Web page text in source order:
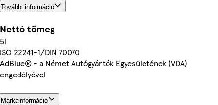
További információ
Nettó tömeg
5l
ISO 22241-1/DIN 70070
AdBlue® - a Német Autógyártók Egyesületének (VDA)
engedélyével
Márkainformáció